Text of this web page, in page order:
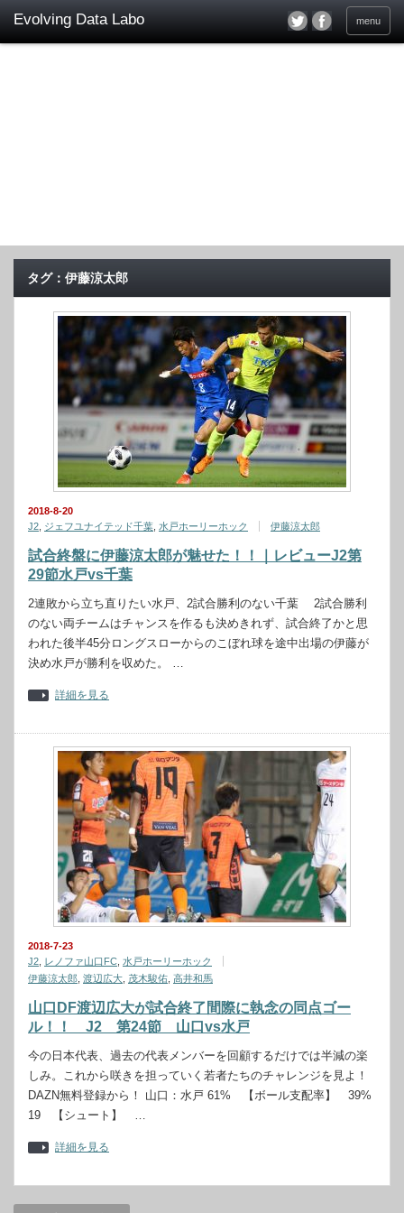
menu
タグ：伊藤涼太郎
2018-8-20
J2 ジェフユナイテッド千葉 水戸ホーリーホック 伊藤涼太郎
試合終盤に伊藤涼太郎が魅せた！！｜レビューJ2第
29節水戸vs千葉
2連敗から立ち直りたい水戸、2試合勝利のない千葉 2試合勝利
のない両チームはチャンスを作るも決めきれず、試合終了かと思
われた後半45分ロングスローからのこぼれ球を途中出場の伊藤が
決め水戸が勝利を収めた。 …
詳細を見る
2018-7-23
J2 レノファ山口FC 水戸ホーリーホック
伊藤涼太郎 渡辺広大 茂木駿佑 高井和馬
山口DF渡辺広大が試合終了間際に執念の同点ゴー
ル！！ J2 第24節 山口vs水戸
今の日本代表、過去の代表メンバーを回顧するだけでは半減の楽
しみ。これから咲きを担っていく若者たちのチャレンジを見よ！
DAZN無料登録から！ 山口：水戸 61% 【ボール支配率】 39%
19 【シュート】 …
詳細を見る